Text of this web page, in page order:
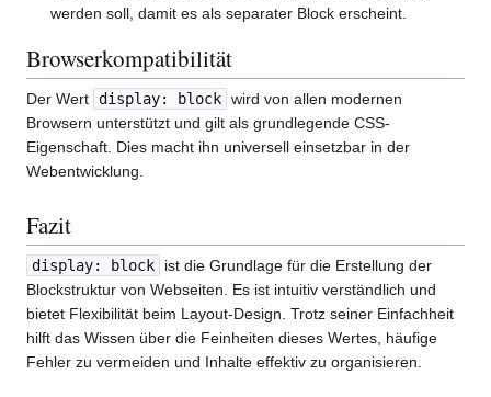
werden soll, damit es als separater Block erscheint.
Browserkompatibilität
Der Wert display: block wird von allen modernen
Browsern unterstützt und gilt als grundlegende CSS-
Eigenschaft. Dies macht ihn universell einsetzbar in der
Webentwicklung.
Fazit
display: block
ist die Grundlage für die Erstellung der
Blockstruktur von Webseiten. Es ist intuitiv verständlich und
bietet Flexibilität beim Layout-Design. Trotz seiner Einfachheit
hilft das Wissen über die Feinheiten dieses Wertes, häufige
Fehler zu vermeiden und Inhalte effektiv zu organisieren.